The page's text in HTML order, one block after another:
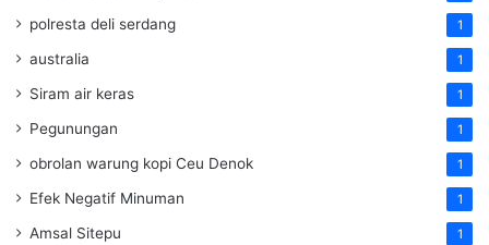
polresta deli serdang 1
australia 1
Siram air keras 1
Pegunungan 1
obrolan warung kopi Ceu Denok 1
Efek Negatif Minuman 1
Amsal Sitepu 1